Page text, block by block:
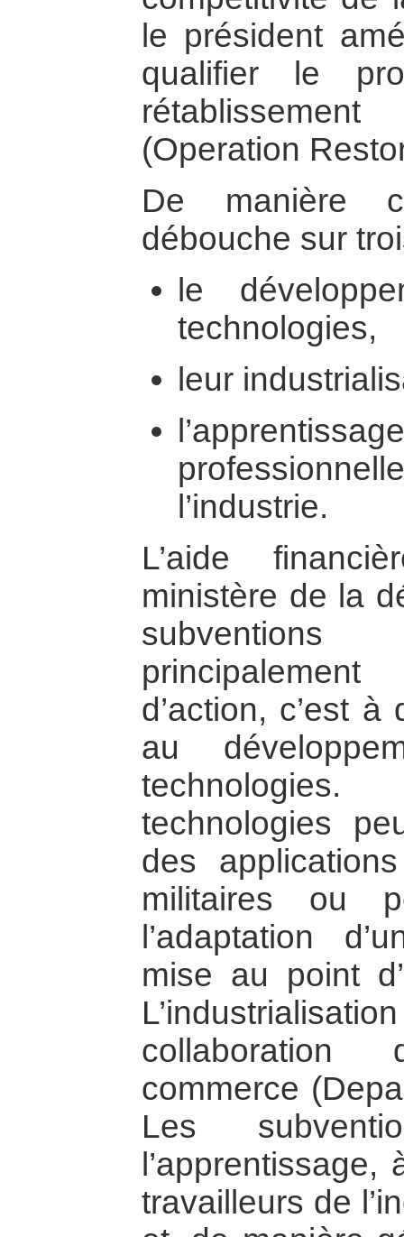
le président
qualifier le
(Operation
De manière
débouche sur
le
technologies,
leur
l’industrie.
L’aide
ministère de la
d’action, c’est
au
technologies
des
militaires ou
l’adaptation
mise au point
commerce
Les
travailleurs de